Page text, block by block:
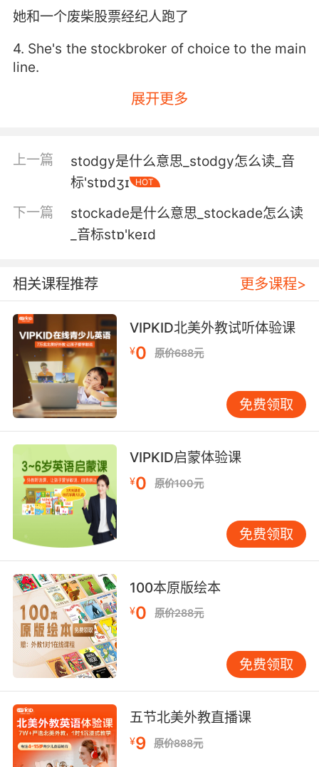
她和一个废柴股票经纪人跑了
4. She's the stockbroker of choice to the main
line.
她是主流人群的首选股票经纪人
stockbroking.
彼得认为你该继续做股票经纪
6. Fucking drug dealers pretending to be
stockbrokers.
7. And you can go back to feeling up
stockbrokers.
你可以继续回去偷股票经纪人的钱包
8. I grew up knowing bankers and
stockbrokers, trust fund kids.
我从小成长在充斥着银行家 股票经纪人 和信托基
金的环境里
9. Send her to school with children whose
parents aren't all actors and stockbrokers.
送她去一个同学父母 不全是演员和股票经纪人的
学校
10. Now I'm heading downtown in the
morning to surprise piss test a stockbroker.
今早我要去市区 给一个股票经纪人临时做个尿检
展开更多
上一篇
stodgy是什么意思_stodgy怎么读_音
标'stɒdʒɪ
HOT
下一篇
stockade是什么意思_stockade怎么读
_音标stɒ'keɪd
相关课程推荐 更多课程>
VIPKID北美外教试听体验课
¥0 原价688元
免费领取
VIPKID启蒙体验课
¥0 原价100元
免费领取
100本原版绘本
¥0 原价288元
免费领取
五节北美外教直播课
¥9 原价888元